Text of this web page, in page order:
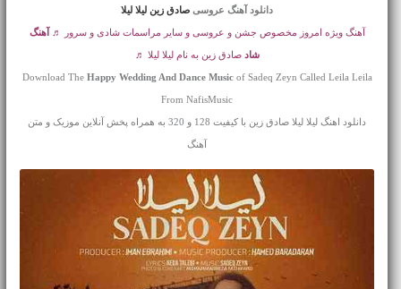
دانلود آهنگ عروسیصادق زین لیلا لیلا
آهنگ ویژه امروز مخصوص جشن و عروسی و سایر مراسمات شادی و سرور ♬ آهنگ
شاد صادق زین به نام لیلا لیلا ♬
Download The Happy Wedding And Dance Musicof Sadeq Zeyn Called Leila Leila
From NafisMusic
دانلود اهنگ لیلا لیلا صادق زین با کیفیت 128 و 320 به همراه پخش آنلاین موزیک و متن
آهنگ